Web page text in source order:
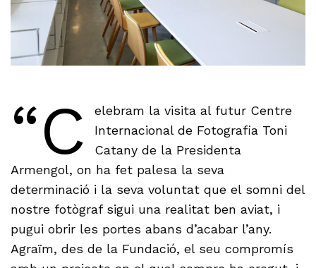
“C
elebram la visita al futur Centre
Internacional de Fotografia Toni
Catany de la Presidenta
Armengol, on ha fet palesa la seva
determinació i la seva voluntat que el somni del
nostre fotògraf sigui una realitat ben aviat, i
pugui obrir les portes abans d’acabar l’any.
Agraïm, des de la Fundació, el seu compromís